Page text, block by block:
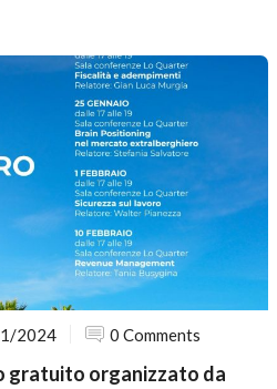
2024 0 Comments
gratuito organizzato da